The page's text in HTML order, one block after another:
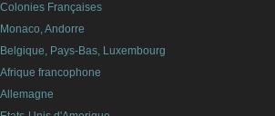
Colonies Françaises
Monaco, Andorre
Belgique, Pays-Bas, Luxembourg
Afrique francophone
Allemagne